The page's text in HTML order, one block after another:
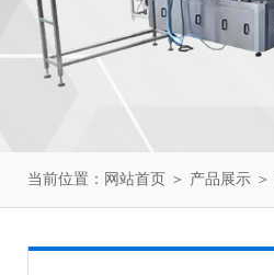
当前位置： 网站首页 ＞ 产品展示 ＞